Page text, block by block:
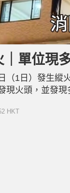
L
o
d
e
d
:
4
3
.
6
2
｜單位現
（1日）發生縱
現火頭，並發
者與父母及胞兄
只有他獨自在
HKT